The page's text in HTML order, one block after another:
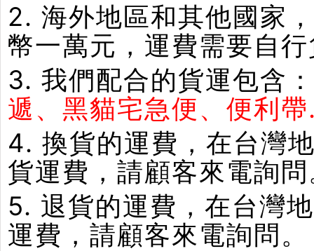
2. 海外地區和其他國家
幣一萬元，運費需要自
3. 我們配合的貨運包含：
遞、黑貓宅急便、便利
4. 換貨的運費，在台灣
貨運費，請顧客來電詢
5. 退貨的運費，在台灣
運費，請顧客來電詢問。